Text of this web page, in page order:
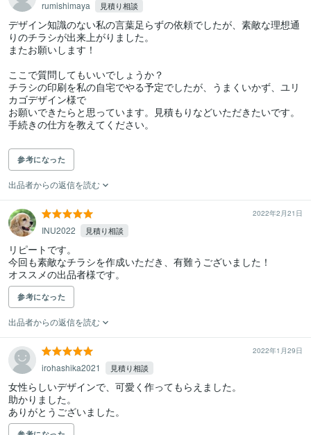
rumishimaya 見積り相談
デザイン知識のない私の言葉足らずの依頼でしたが、素敵な理想通
りのチラシが出来上がりました。
またお願いします！
ここで質問してもいいでしょうか？
チラシの印刷を私の自宅でやる予定でしたが、うまくいかず、ユリ
カゴデザイン様で
お願いできたらと思っています。見積もりなどいただきたいです。
手続きの仕方を教えてください。
参考になった
出品者からの返信を読む
2022年2月21日
INU2022 見積り相談
リピートです。
今回も素敵なチラシを作成いただき、有難うございました！
オススメの出品者様です。
参考になった
出品者からの返信を読む
2022年1月29日
irohashika2021 見積り相談
女性らしいデザインで、可愛く作ってもらえました。
助かりました。
ありがとうございました。